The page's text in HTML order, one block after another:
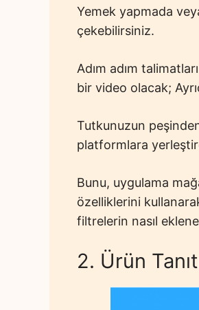
Yemek yapmada
çekebilirsiniz.
Adım adım
bir video olacak;
Tutkunuzun
platformlara
Bunu, uygulama
özelliklerini
filtrelerin nasıl
2. Ürün